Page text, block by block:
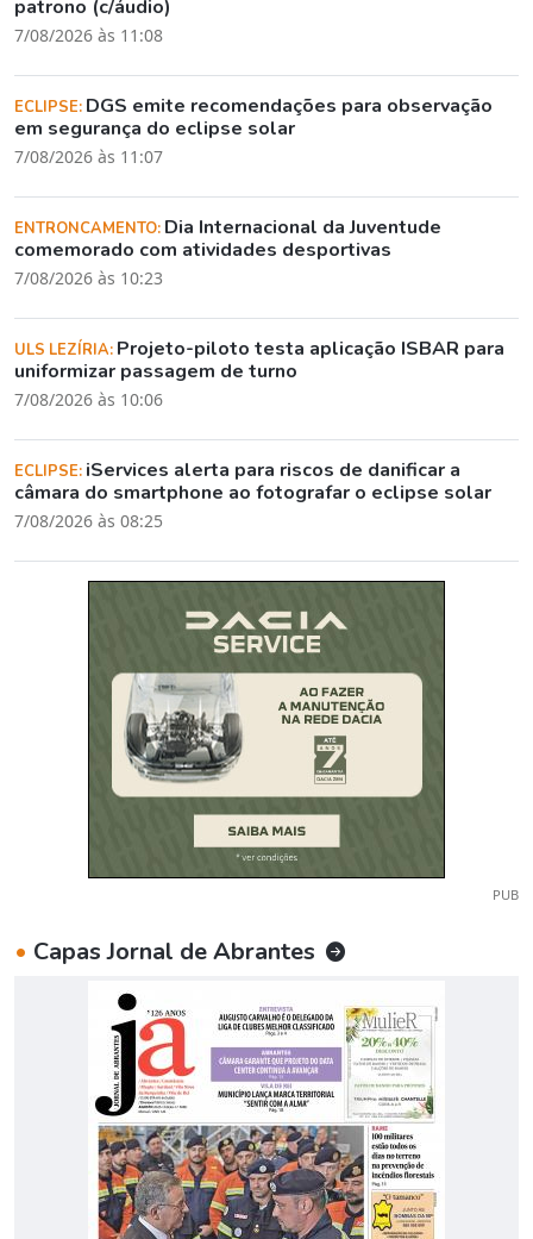
patrono (c/áudio)
7/08/2026 às 11:08
ECLIPSE: DGS emite recomendações para observação
em segurança do eclipse solar
7/08/2026 às 11:07
ENTRONCAMENTO: Dia Internacional da Juventude
comemorado com atividades desportivas
7/08/2026 às 10:23
ULS LEZÍRIA: Projeto-piloto testa aplicação ISBAR para
uniformizar passagem de turno
7/08/2026 às 10:06
ECLIPSE: iServices alerta para riscos de danificar a
câmara do smartphone ao fotografar o eclipse solar
7/08/2026 às 08:25
PUB
• Capas Jornal de Abrantes